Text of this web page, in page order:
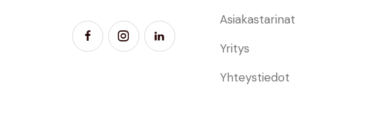
Asiakastarinat
Yritys
Yhteystiedot